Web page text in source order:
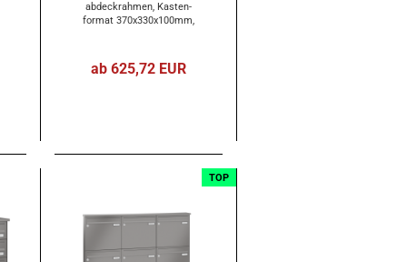
ab­deck­rah­men, Kas­ten­
for­mat 370x330x100mm,
ab 625,72 EUR
TOP